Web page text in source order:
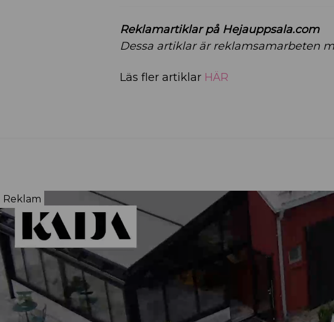
Reklamartiklar på Hejauppsala.com
Dessa artiklar är reklamsamarbeten
Läs fler artiklar HÄR
Reklam